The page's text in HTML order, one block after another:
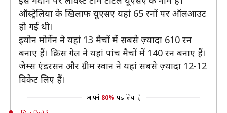
ऑस्ट्रेलिया के खिलाफ यूएसए यहां 65 रनों पर ऑलआउट
हो गई थी।
इयोन मोर्गेन ने यहां 13 मैचों में सबसे ज़्यादा 610 रन
बनाए हैं। क्रिस गेल ने यहां पांच मैचों में 140 रन बनाए हैं।
जेम्स एंडरसन और ग्रीम स्वान ने यहां सबसे ज़्यादा 12-12
विकेट लिए हैं।
आपने 80% पढ़ लिया है